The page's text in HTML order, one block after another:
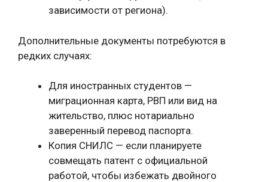
зависимости от региона).
Дополнительные документы потребуются в
редких случаях:
Для иностранных студентов —
миграционная карта, РВП или вид на
жительство, плюс нотариально
заверенный перевод паспорта.
Копия СНИЛС — если планируете
совмещать патент с официальной
работой, чтобы избежать двойного